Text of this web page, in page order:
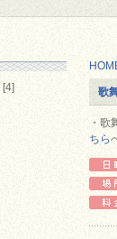
歌
・
ちら
[4]